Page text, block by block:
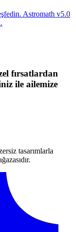
Astromath v5.0
fırsatlardan
ile ailemize
tasarımlarla